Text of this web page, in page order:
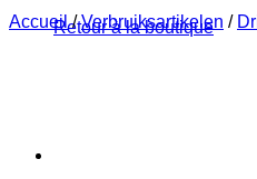
Retour à la boutique
Accueil / Verbruiksartikelen /